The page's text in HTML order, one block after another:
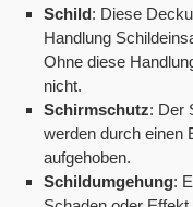
Schild: Diese
Handlung
Ohne diese
nicht.
Schirmschutz: Der
werden durch einen
aufgehoben.
Schildumgehung: